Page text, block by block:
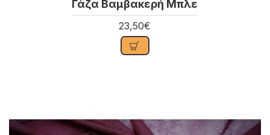
Γάζα Βαμβακερή Μπλε
23,50€